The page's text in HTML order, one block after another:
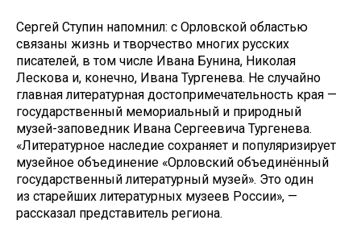
Сергей Ступин напомнил: с Орловской областью
связаны жизнь и творчество многих русских
писателей, в том числе Ивана Бунина, Николая
Лескова и, конечно, Ивана Тургенева. Не случайно
главная литературная достопримечательность края —
государственный мемориальный и природный
музей-заповедник Ивана Сергеевича Тургенева.
«Литературное наследие сохраняет и популяризирует
музейное объединение «Орловский объединённый
государственный литературный музей». Это один
из старейших литературных музеев России», —
рассказал представитель региона.